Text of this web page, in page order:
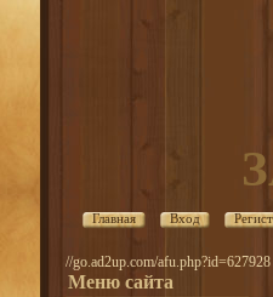
Главная Вход
//go.ad2up.com/afu.php?id=627928
Меню сайта